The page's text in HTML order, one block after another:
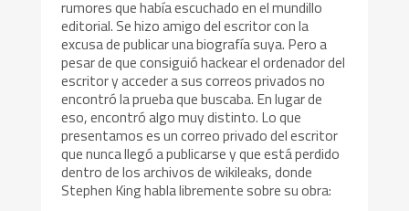
rumores que había escuchado en el mundillo
editorial. Se hizo amigo del escritor con la
excusa de publicar una biografía suya. Pero a
pesar de que consiguió hackear el ordenador del
escritor y acceder a sus correos privados no
encontró la prueba que buscaba. En lugar de
eso, encontró algo muy distinto. Lo que
presentamos es un correo privado del escritor
que nunca llegó a publicarse y que está perdido
dentro de los archivos de wikileaks, donde
Stephen King habla libremente sobre su obra: